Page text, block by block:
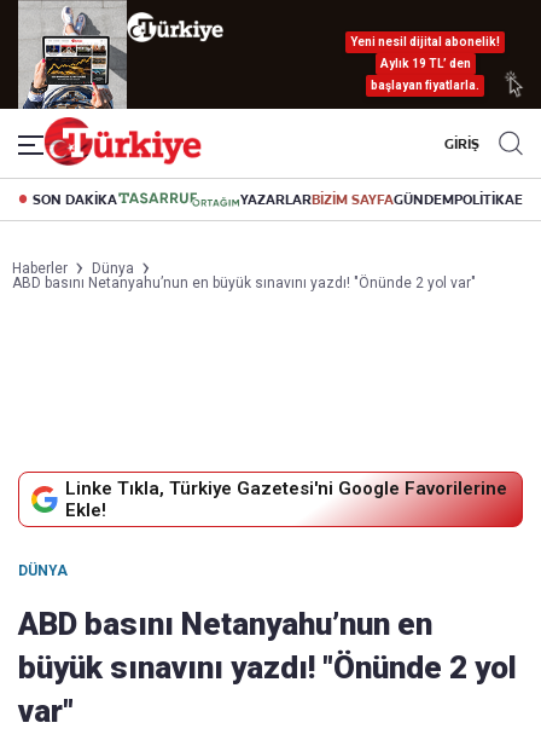
Yeni nesil dijital abonelik!
Aylık 19 TL’ den
başlayan fiyatlarla.
GİRİŞ
SON DAKİKA YAZARLARBİZİM SAYFAGÜNDEMPOLİTİKA
Haberler
Dünya
ABD basını Netanyahu’nun en büyük sınavını yazdı! "Önünde 2 yol var"
Linke Tıkla, Türkiye Gazetesi'ni Google Favorilerine
Ekle!
DÜNYA
ABD basını Netanyahu’nun en
büyük sınavını yazdı! "Önünde 2 yol
var"